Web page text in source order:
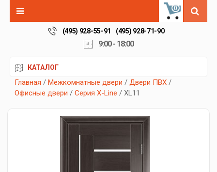
0
(495) 928-55-91 (495) 928-71-90
9:00 - 18:00
КАТАЛОГ
Главная / Межкомнатные двери / Двери ПВХ /
Офисные двери / Серия X-Line / XL11